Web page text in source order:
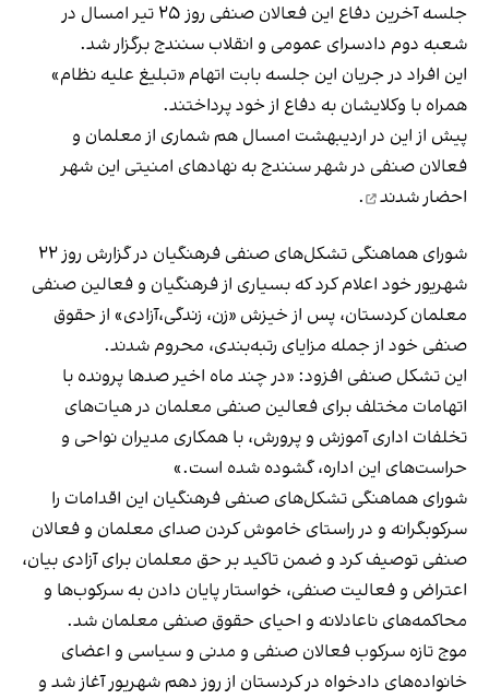
جلسه آخرین دفاع این فعالان صنفی روز ۲۵ تیر امسال در
شعبه دوم دادسرای عمومی و انقلاب سنندج برگزار شد.
این افراد در جریان این جلسه بابت اتهام «تبلیغ علیه نظام»
همراه با وکلایشان به دفاع از خود پرداختند.
پیش از این در اردیبهشت امسال هم شماری از معلمان و
فعالان صنفی در شهر سنندج به نهادهای امنیتی این شهر
احضار شدند
.
شورای هماهنگی تشکل‌های صنفی فرهنگیان در گزارش روز ۲۲
شهریور خود اعلام کرد که بسیاری از فرهنگیان و فعالین صنفی
معلمان کردستان، پس از خیزش «زن، زندگی،آزادی» از حقوق
صنفی خود از جمله مزایای رتبه‌بندی، محروم شدند.
این تشکل صنفی افزود: «در چند ماه اخیر صدها پرونده با
اتهامات مختلف برای فعالین صنفی معلمان در هیات‌های
تخلفات اداری آموزش و پرورش، با همکاری مدیران نواحی و
حراست‌های این اداره، گشوده شده است.»
شورای هماهنگی تشکل‌های صنفی فرهنگیان این اقدامات را
سرکوبگرانه و در راستای خاموش کردن صدای معلمان و فعالان
صنفی توصیف کرد و ضمن تاکید بر حق معلمان برای آزادی بیان،
اعتراض و فعالیت صنفی، خواستار پایان دادن به سرکوب‌ها و
محاکمه‌های ناعادلانه و احیای حقوق صنفی معلمان شد.
موج تازه سرکوب فعالان صنفی و مدنی و سیاسی و اعضای
خانواده‌های دادخواه در کردستان از روز دهم شهریور آغاز شد و